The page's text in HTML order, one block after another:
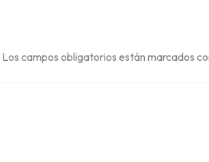
Los campos obligatorios están marcados